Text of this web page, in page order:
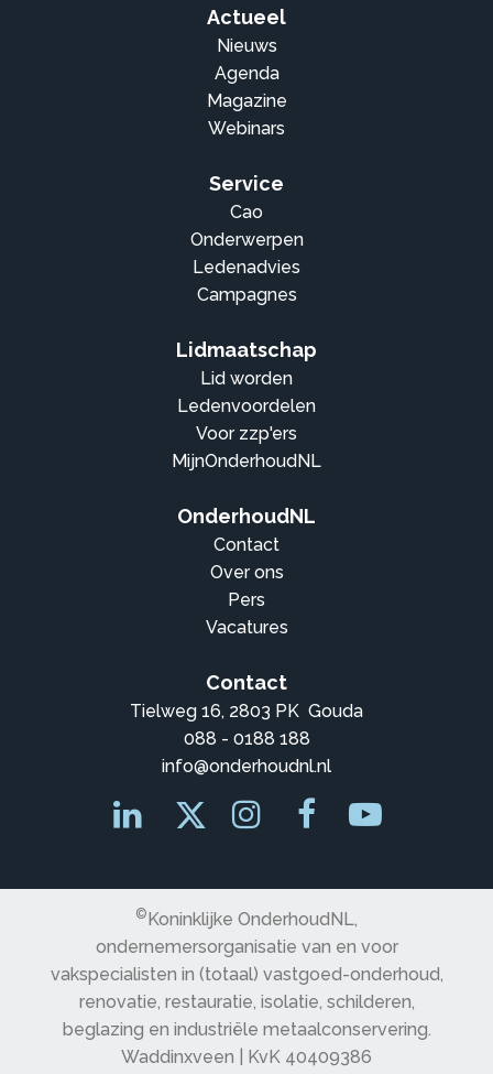
Actueel
Nieuws
Agenda
Magazine
Webinars
Service
Cao
Onderwerpen
Ledenadvies
Campagnes
Lidmaatschap
Lid worden
Ledenvoordelen
Voor zzp'ers
MijnOnderhoudNL
OnderhoudNL
Contact
Over ons
Pers
Vacatures
Contact
Tielweg 16, 2803 PK Gouda
088 - 0188 188
info@onderhoudnl.nl
© Koninklijke OnderhoudNL,
ondernemersorganisatie van en voor
vakspecialisten in (totaal) vastgoed-onderhoud,
renovatie, restauratie, isolatie, schilderen,
beglazing en industriële metaalconservering.
Waddinxveen | KvK 40409386